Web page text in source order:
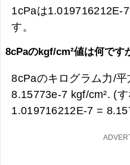
1cPaは1.019716212E-
す。
8cPaのkgf/cm²値は何です
8cPaのキログラム力/平
8.15773e-7 kgf/cm². (
1.019716212E-7 =